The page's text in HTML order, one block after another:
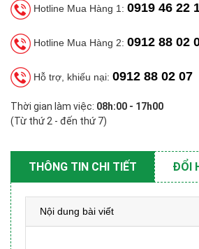
Hotline Mua Hàng 1: 0919 46 22
Hotline Mua Hàng 2: 0912 88 02
Hỗ trợ, khiếu nại: 0912 88 02 07
Thời gian làm việc: 08h:00 - 17h00
(Từ thứ 2 - đến thứ 7)
THÔNG TIN CHI TIẾT ĐỔI
Nội dung bài viết